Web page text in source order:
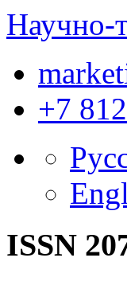
Научно-
+7
ISSN